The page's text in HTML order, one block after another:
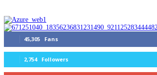
45,305 Fans
2,754 Followers